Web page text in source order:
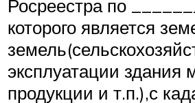
Росреестра по
которого является
эксплуатации здания
продукции и т.п.),с